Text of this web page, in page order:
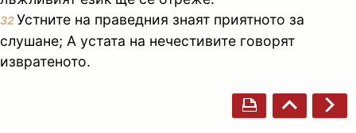
32Устните на праведния знаят приятното за
слушане; А устата на нечестивите говорят
извратеното.